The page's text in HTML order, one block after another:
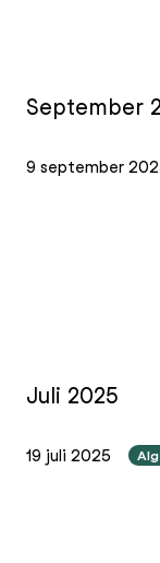
September
9 september
Juli 2025
19 juli 2025